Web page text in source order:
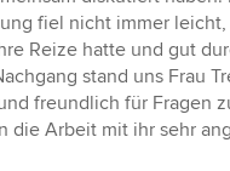
fiel nicht immer
Reize hatte und gut
stand uns Frau
freundlich für Fragen
die Arbeit mit ihr sehr